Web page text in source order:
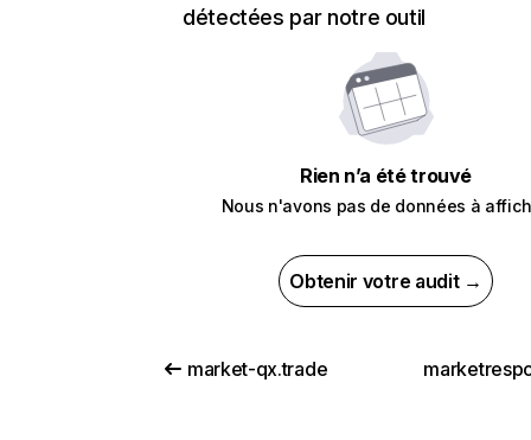
détectées par notre outil
Rien n’a été trouvé
Nous n'avons pas de données à
Obtenir votre audit →
market-qx.trade